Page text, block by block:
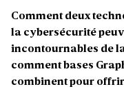
Comment deux
la cybersécurité
incontournables de
comment bases
combinent pour